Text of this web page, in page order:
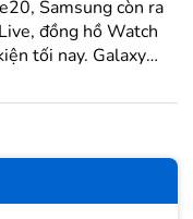
Samsung còn ra
đồng hồ Watch
nay. Galaxy
và Note20 Ultra.